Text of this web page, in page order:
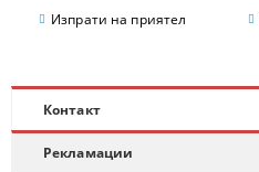
Изпрати на приятел
Контакт
Рекламации